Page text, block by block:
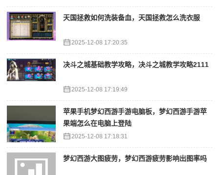
天国拯救如何洗装备血，天国拯救怎么洗衣服
2025-12-08 17:20:35
决斗之城基础教学攻略，决斗之城教学攻略2111
2025-12-08 17:19:49
苹果手机梦幻西游手游电脑板，梦幻西游手游苹
果端怎么在电脑上登陆
2025-12-08 17:18:31
梦幻西游大图疲劳，梦幻西游疲劳影响出图率吗